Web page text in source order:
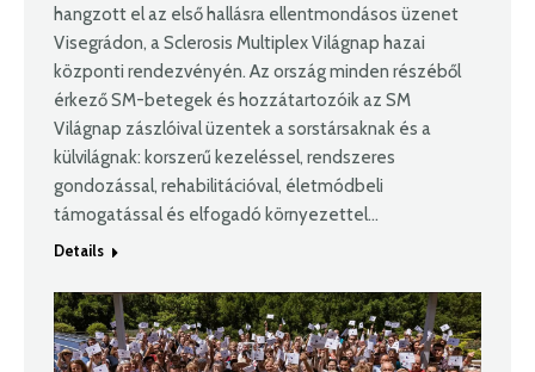
hangzott el az első hallásra ellentmondásos üzenet
Visegrádon, a Sclerosis Multiplex Világnap hazai
központi rendezvényén. Az ország minden részéből
érkező SM-betegek és hozzátartozóik az SM
Világnap zászlóival üzentek a sorstársaknak és a
külvilágnak: korszerű kezeléssel, rendszeres
gondozással, rehabilitációval, életmódbeli
támogatással és elfogadó környezettel…
Details